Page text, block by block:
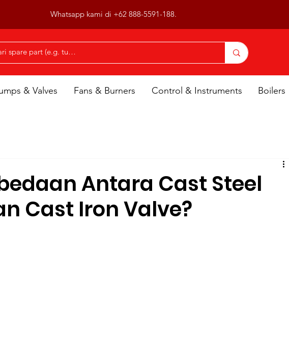
Whatsapp kami di +62 888-5591-188.
& Valves Fans & Burners Control & Instruments Boilers
Antara Cast Steel
Cast Iron Valve?